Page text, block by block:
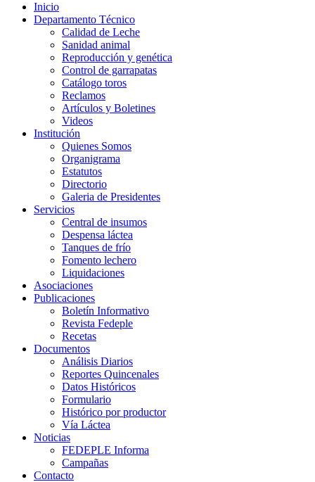
Inicio
Departamento Técnico
Calidad de Leche
Sanidad animal
Reproducción y genética
Control de garrapatas
Catálogo toros
Reclamos
Artículos y Boletines
Videos
Institución
Quienes Somos
Organigrama
Estatutos
Directorio
Galeria de Presidentes
Servicios
Central de insumos
Despensa láctea
Tanques de frío
Fomento lechero
Liquidaciones
Asociaciones
Publicaciones
Boletín Informativo
Revista Fedeple
Recetas
Documentos
Análisis Diarios
Reportes Quincenales
Datos Históricos
Formulario
Histórico por productor
Vía Láctea
Noticias
FEDEPLE Informa
Campañas
Contacto